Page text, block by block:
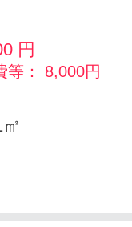
円
等： 8,000円